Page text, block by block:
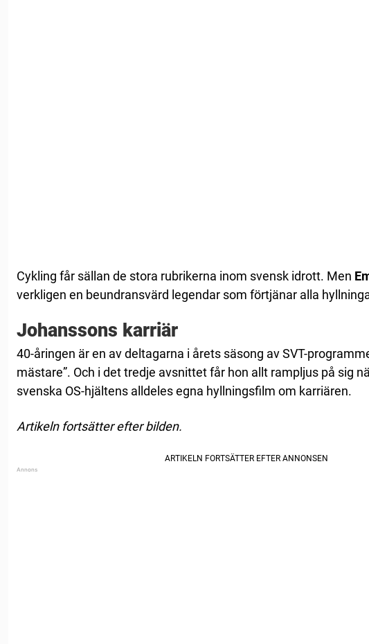
Cykling får sällan de stora rubrikerna inom svensk idrott. Men
verkligen en beundransvärd legendar som förtjänar alla
Johanssons karriär
40-åringen är en av deltagarna i årets säsong av SVT-
mästare”. Och i det tredje avsnittet får hon allt rampljus på sig
svenska OS-hjältens alldeles egna hyllningsfilm om karriären.
Artikeln fortsätter efter bilden.